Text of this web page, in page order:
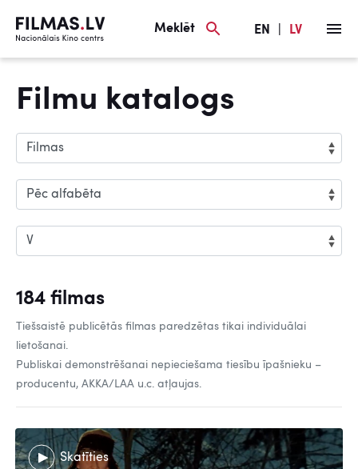
Meklēt EN LV
Filmu katalogs
184 filmas
Tiešsaistē publicētās filmas paredzētas tikai individuālai
lietošanai.
Publiskai demonstrēšanai nepieciešama tiesību īpašnieku –
producentu, AKKA/LAA u.c. atļaujas.
Skatīties